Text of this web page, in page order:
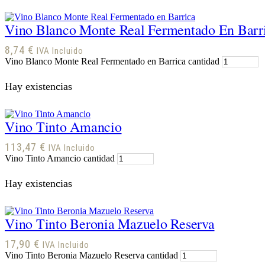
Vino Blanco Monte Real Fermentado En
8,74 € IVA Incluido
Vino Blanco Monte Real Fermentado en Barrica cantidad
Hay existencias
Vino Tinto Amancio
113,47 € IVA Incluido
Vino Tinto Amancio cantidad
Hay existencias
Vino Tinto Beronia Mazuelo Reserva
17,90 € IVA Incluido
Vino Tinto Beronia Mazuelo Reserva cantidad